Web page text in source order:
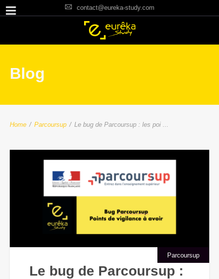
contact@eureka-study.com
Blog
Home / Parcoursup / Le bug de Parcoursup : les poi ...
Parcoursup
Le bug de Parcoursup :